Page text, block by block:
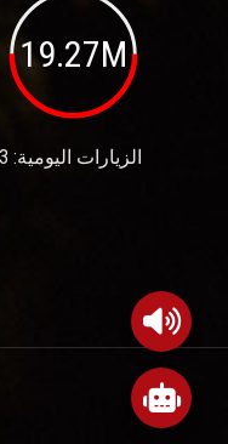
19.27M
الزيارات اليومية: 1083